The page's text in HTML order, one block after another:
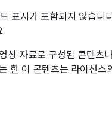
표시가 포함되지 않습니
.
상 자료로 구성된 콘텐
한 이 콘텐츠는 라이선스